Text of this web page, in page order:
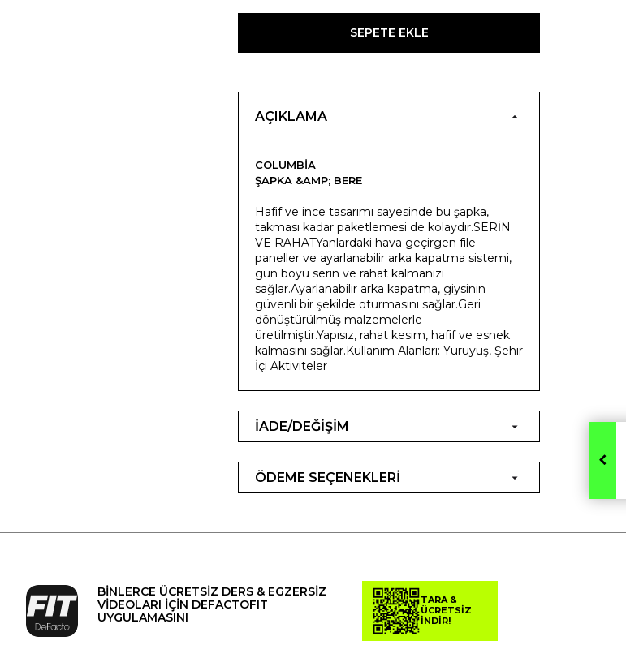
SEPETE EKLE
AÇIKLAMA
COLUMBIA
ŞAPKA &AMP; BERE
Hafif ve ince tasarımı sayesinde bu şapka,
takması kadar paketlemesi de kolaydır.SERİN
VE RAHATYanlardaki hava geçirgen file
paneller ve ayarlanabilir arka kapatma sistemi,
gün boyu serin ve rahat kalmanızı
sağlar.Ayarlanabilir arka kapatma, giysinin
güvenli bir şekilde oturmasını sağlar.Geri
dönüştürülmüş malzemelerle
üretilmiştir.Yapısız, rahat kesim, hafif ve esnek
kalmasını sağlar.Kullanım Alanları: Yürüyüş, Şehir
İçi Aktiviteler
İADE/DEĞİŞİM
ÖDEME SEÇENEKLERİ
BİNLERCE ÜCRETSİZ DERS & EGZERSİZ
VİDEOLARI İÇİN DEFACTOFIT
UYGULAMASINI
TARA &
ÜCRETSİZ
İNDİR!